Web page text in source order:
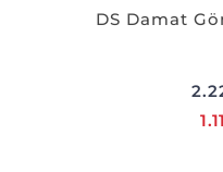
DS Damat